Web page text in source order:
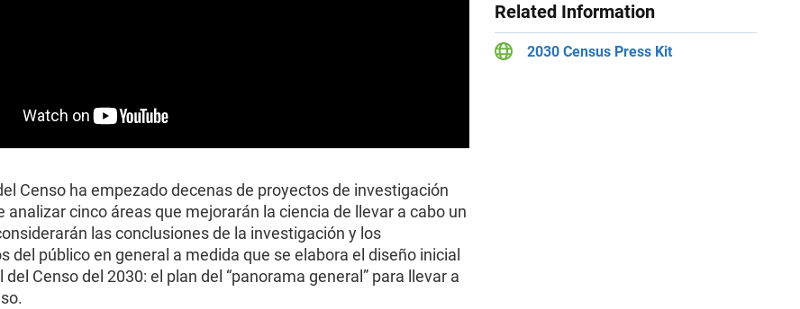
Censo ha empezado decenas de proyectos de investigación
analizar cinco áreas que mejorarán la ciencia de llevar a cabo un
las conclusiones de la investigación y los
del público en general a medida que se elabora el diseño inicial
Censo del 2030: el plan del “panorama general” para llevar a
Related Information
2030 Census Press Kit